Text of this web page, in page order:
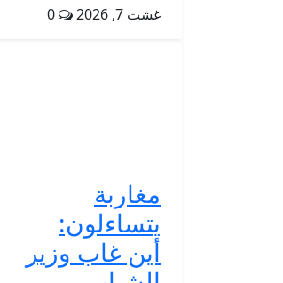
غشت 7, 2026
مغاربة
يتساءلون:
أين غاب وزير